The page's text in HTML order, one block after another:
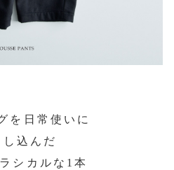
を日常使いに
し込んだ
シカルな1本